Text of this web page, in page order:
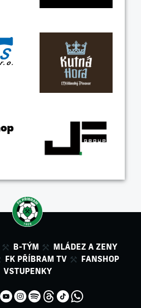
B-TÝM
MLÁDEZ A ZENY
FK PŘÍBRAM TV
FANSHOP
VSTUPENKY